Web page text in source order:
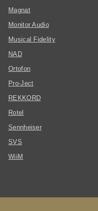
Magnat
Monitor Audio
Musical Fidelity
NAD
Ortofon
Pro-Ject
REKKORD
Rotel
Sennheiser
SVS
WiiM